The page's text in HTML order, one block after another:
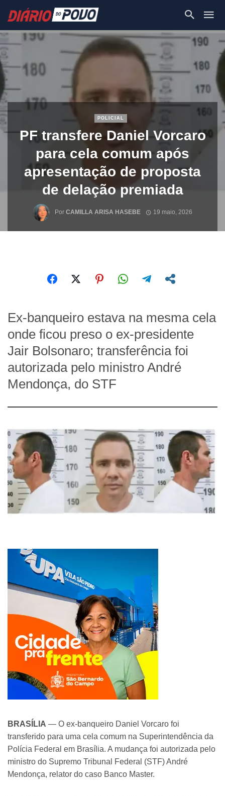
POLICIAL
PF transfere Daniel Vorcaro
para cela comum após
apresentação de proposta
de delação premiada
Por CAMILLA ARISA HASEBE 19 maio, 2026
Ex-banqueiro estava na mesma cela
onde ficou preso o ex-presidente
Jair Bolsonaro; transferência foi
autorizada pelo ministro André
Mendonça, do STF
BRASÍLIA — O ex-banqueiro Daniel Vorcaro foi
transferido para uma cela comum na Superintendência da
Polícia Federal em Brasília. A mudança foi autorizada pelo
ministro do Supremo Tribunal Federal (STF) André
Mendonça, relator do caso Banco Master.